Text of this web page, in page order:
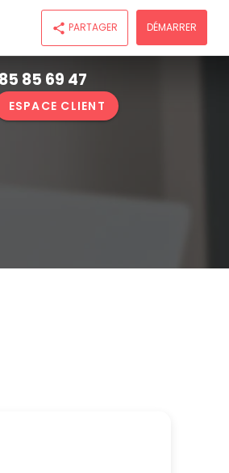
85 69 47
ESPACE CLIENT
share PARTAGER DÉMARRER